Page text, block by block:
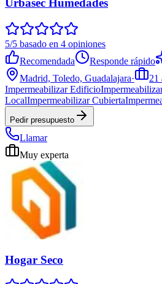
Urbasec Humedades
5/5 basado en 4 opiniones
Recomendada
Responde rápido
Madrid, Toledo, Guadalajara· 21
Impermeabilizar Edificio
LocalImpermeabilizar Cubierta
Pedir presupuesto
Llamar
Muy experta
Hogar Seco